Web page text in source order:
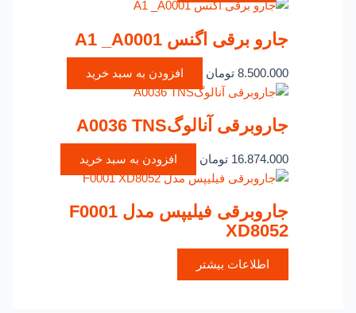
جارو برقی اگنس A1 _A0001
8.500.000 تومان افزودن به سبد خرید
جاروبرقی آنالوگA0036 TNS
16.874.000 تومان افزودن به سبد خرید
جاروبرقی فیلیپس مدل F0001
XD8052
اطلاعات بیشتر